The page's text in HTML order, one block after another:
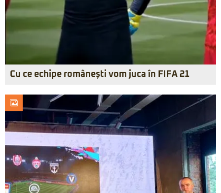
Cu ce echipe românești vom juca în FIFA 21